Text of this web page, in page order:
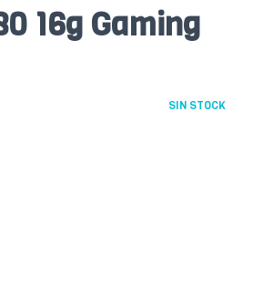
16g Gaming
SIN STOCK